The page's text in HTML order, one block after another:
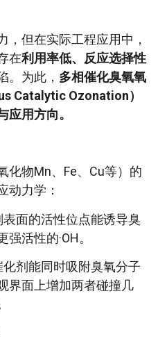
，但在实际工程应用中，
在利用率低、反应选择性
。为此， 多相催化臭氧氧
Catalytic Ozonation）
应用方向。
化物Mn、Fe、Cu等）的
动力学：
表面的活性位点能诱导臭
活性的·OH。
化剂能同时吸附臭氧分子
界面上增加两者碰撞几